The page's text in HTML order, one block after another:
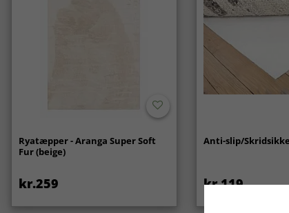
Ryatæpper - Aranga Super Soft
Fur (beige)
kr.259
Anti-slip/
kr.119